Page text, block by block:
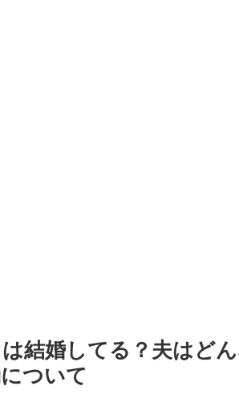
結婚してる？夫はど
ついて